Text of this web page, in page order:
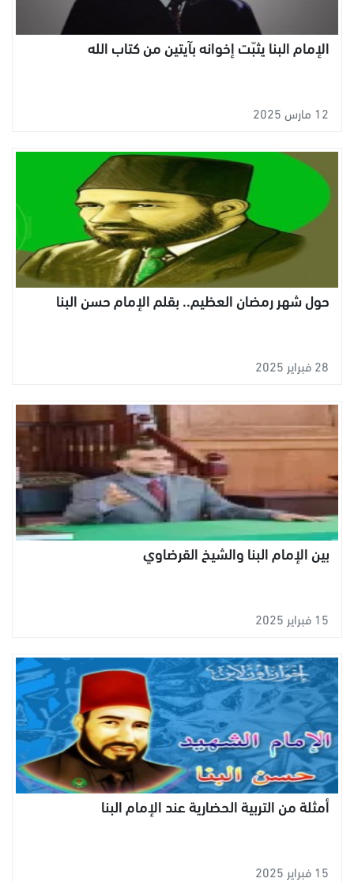
الإمام البنا يثبّت إخوانه بآيتين من كتاب الله
12 مارس 2025
حول شهر رمضان العظيم.. بقلم الإمام حسن البنا
28 فبراير 2025
بين الإمام البنا والشيخ القرضاوي
15 فبراير 2025
أمثلة من التربية الحضارية عند الإمام البنا
15 فبراير 2025